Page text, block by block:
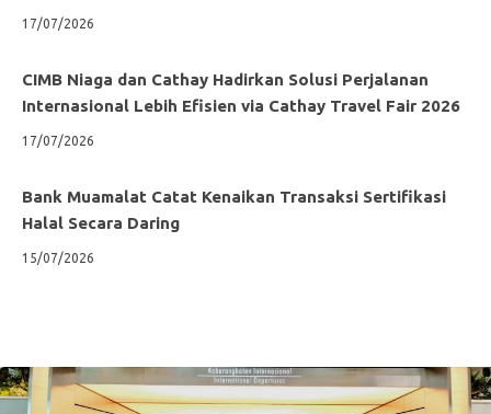
17/07/2026
CIMB Niaga dan Cathay Hadirkan Solusi Perjalanan
Internasional Lebih Efisien via Cathay Travel Fair 2026
17/07/2026
Bank Muamalat Catat Kenaikan Transaksi Sertifikasi
Halal Secara Daring
15/07/2026